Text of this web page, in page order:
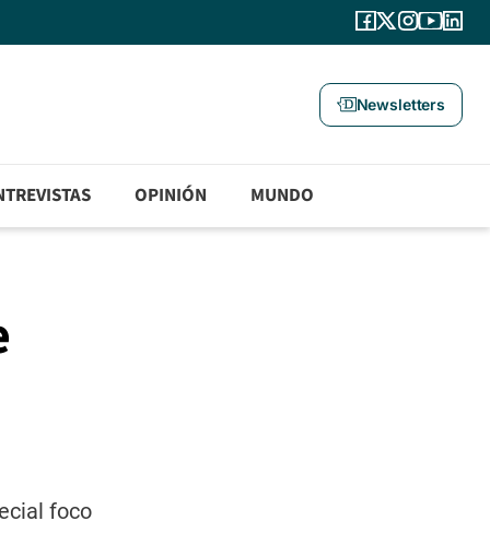
Newsletters
OPINIÓN MUNDO
foco